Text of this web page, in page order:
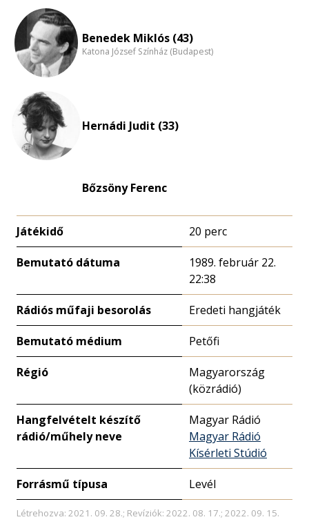
nagyítása
Benedek Miklós (43)
Katona József Színház (Budapest)
Hernádi Judit (33)
Bőzsöny Ferenc
Játékidő 20 perc
Bemutató dátuma
1989. február 22.
22:38
Rádiós műfaji besorolás Eredeti hangjáték
Bemutató médium Petőfi
Régió
Magyarország
(közrádió)
Hangfelvételt készítő
rádió/műhely neve
Magyar Rádió
Magyar Rádió
Kísérleti Stúdió
Forrásmű típusa Levél
Létrehozva: 2021. 09. 28.; Revíziók: 2022. 08. 17.; 2022. 09. 15.